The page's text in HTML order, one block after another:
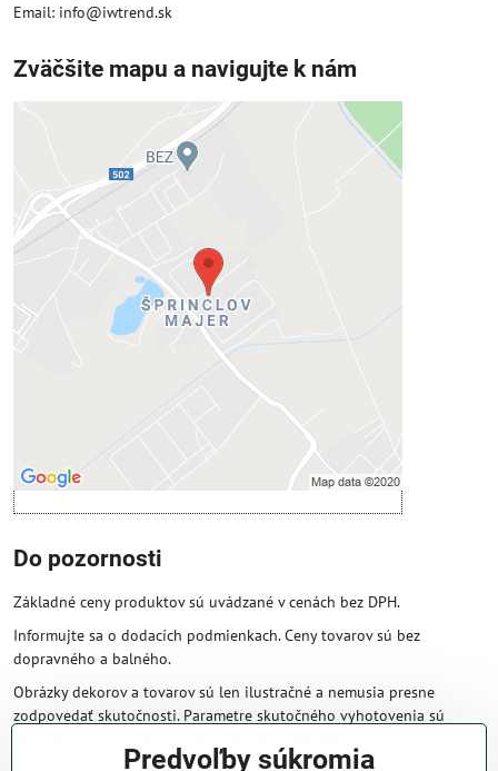
Email: info@iwtrend.sk
Zväčšite mapu a navigujte k nám
Externý obsah je blokovaný
Prajete si načítať externý obsah?
Povoliť tentokrát
Povoliť a zapamätať - súhlas s druhom
cookie: Funkčné
Otvoriť obsah v novom okne
Do pozornosti
Základné ceny produktov sú uvádzané v cenách bez DPH.
Informujte sa o dodacích podmienkach. Ceny tovarov sú bez
dopravného a balného.
Obrázky dekorov a tovarov sú len ilustračné a nemusia presne
zodpovedať skutočnosti. Parametre skutočného vyhotovenia sú
Predvoľby súkromia